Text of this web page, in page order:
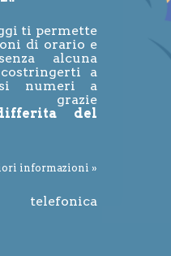
ti permette
di orario e
alcuna
a
numeri a
grazie
del
informazioni »